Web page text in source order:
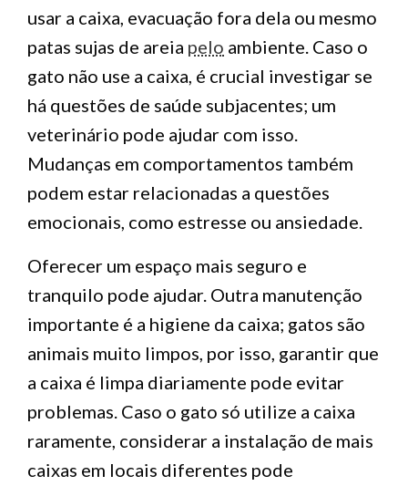
usar a caixa, evacuação fora dela ou mesmo
patas sujas de areia pelo ambiente. Caso o
gato não use a caixa, é crucial investigar se
há questões de saúde subjacentes; um
veterinário pode ajudar com isso.
Mudanças em comportamentos também
podem estar relacionadas a questões
emocionais, como estresse ou ansiedade.
Oferecer um espaço mais seguro e
tranquilo pode ajudar. Outra manutenção
importante é a higiene da caixa; gatos são
animais muito limpos, por isso, garantir que
a caixa é limpa diariamente pode evitar
problemas. Caso o gato só utilize a caixa
raramente, considerar a instalação de mais
caixas em locais diferentes pode